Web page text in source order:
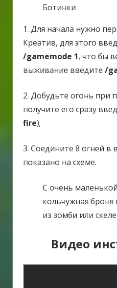
Ботинки
1. Для начала нужно
Креатив, для этого
/gamemode 1, что бы
выживание введите /
2. Добудьте огонь при
получите его сразу
fire);
3. Соедините 8 огней в
показано на схеме.
С очень
кольчужная
из зомби или
Видео